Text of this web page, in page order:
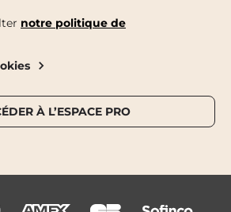
notre politique de
À L’ESPACE PRO